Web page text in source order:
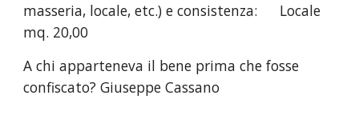
masseria, locale, etc.) e consistenza:
Locale
mq. 20,00
A chi apparteneva il bene prima che fosse
confiscato?Giuseppe Cassano